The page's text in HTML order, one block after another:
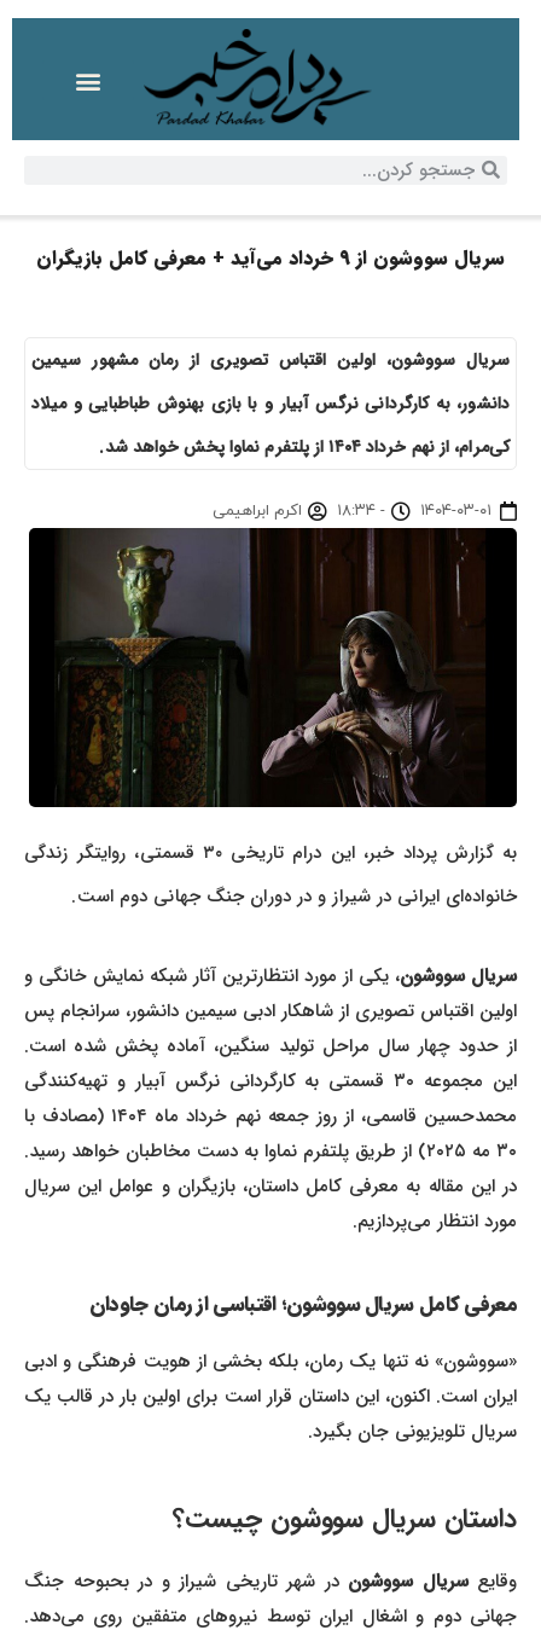
سریال سووشون از ۹ خرداد می‌آید + معرفی کامل بازیگران
سریال سووشون، اولین اقتباس تصویری از رمان مشهور سیمین
دانشور، به کارگردانی نرگس آبیار و با بازی بهنوش طباطبایی و میلاد
کی‌مرام، از نهم خرداد ۱۴۰۴ از پلتفرم نماوا پخش خواهد شد.
۱۴۰۴-۰۳-۰۱ - ۱۸:۳۴ اکرم ابراهیمی
به گزارش پرداد خبر، این درام تاریخی ۳۰ قسمتی، روایتگر زندگی
خانواده‌ای ایرانی در شیراز و در دوران جنگ جهانی دوم است.
سریال سووشون، یکی از مورد انتظارترین آثار شبکه نمایش خانگی و
اولین اقتباس تصویری از شاهکار ادبی سیمین دانشور، سرانجام پس
از حدود چهار سال مراحل تولید سنگین، آماده پخش شده است.
این مجموعه ۳۰ قسمتی به کارگردانی نرگس آبیار و تهیه‌کنندگی
محمدحسین قاسمی، از روز جمعه نهم خرداد ماه ۱۴۰۴ (مصادف با
۳۰ مه ۲۰۲۵) از طریق پلتفرم نماوا به دست مخاطبان خواهد رسید.
در این مقاله به معرفی کامل داستان، بازیگران و عوامل این سریال
مورد انتظار می‌پردازیم.
معرفی کاملسریال سووشون؛ اقتباسی از رمان جاودان
«سووشون» نه تنها یک رمان، بلکه بخشی از هویت فرهنگی و ادبی
ایران است. اکنون، این داستان قرار است برای اولین بار در قالب یک
سریال تلویزیونی جان بگیرد.
داستانسریال سووشونچیست؟
وقایعسریال سووشوندر شهر تاریخی شیراز و در بحبوحه جنگ
جهانی دوم و اشغال ایران توسط نیروهای متفقین روی می‌دهد.